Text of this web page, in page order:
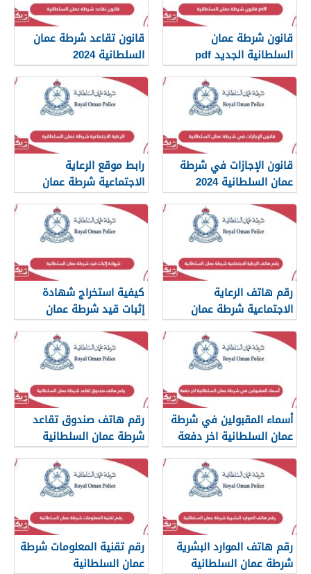
قانون شرطة عمان
السلطانية الجديد pdf
قانون تقاعد شرطة عمان
السلطانية 2024
قانون الإجازات في شرطة
عمان السلطانية 2024
رابط موقع الرعاية
الاجتماعية شرطة عمان
السلطانية
رقم هاتف الرعاية
الاجتماعية شرطة عمان
السلطانية
كيفية استخراج شهادة
إثبات قيد شرطة عمان
السلطانية
أسماء المقبولين في شرطة
عمان السلطانية اخر دفعة
2024
رقم هاتف صندوق تقاعد
شرطة عمان السلطانية
رقم هاتف الموارد البشرية
شرطة عمان السلطانية
رقم تقنية المعلومات شرطة
عمان السلطانية